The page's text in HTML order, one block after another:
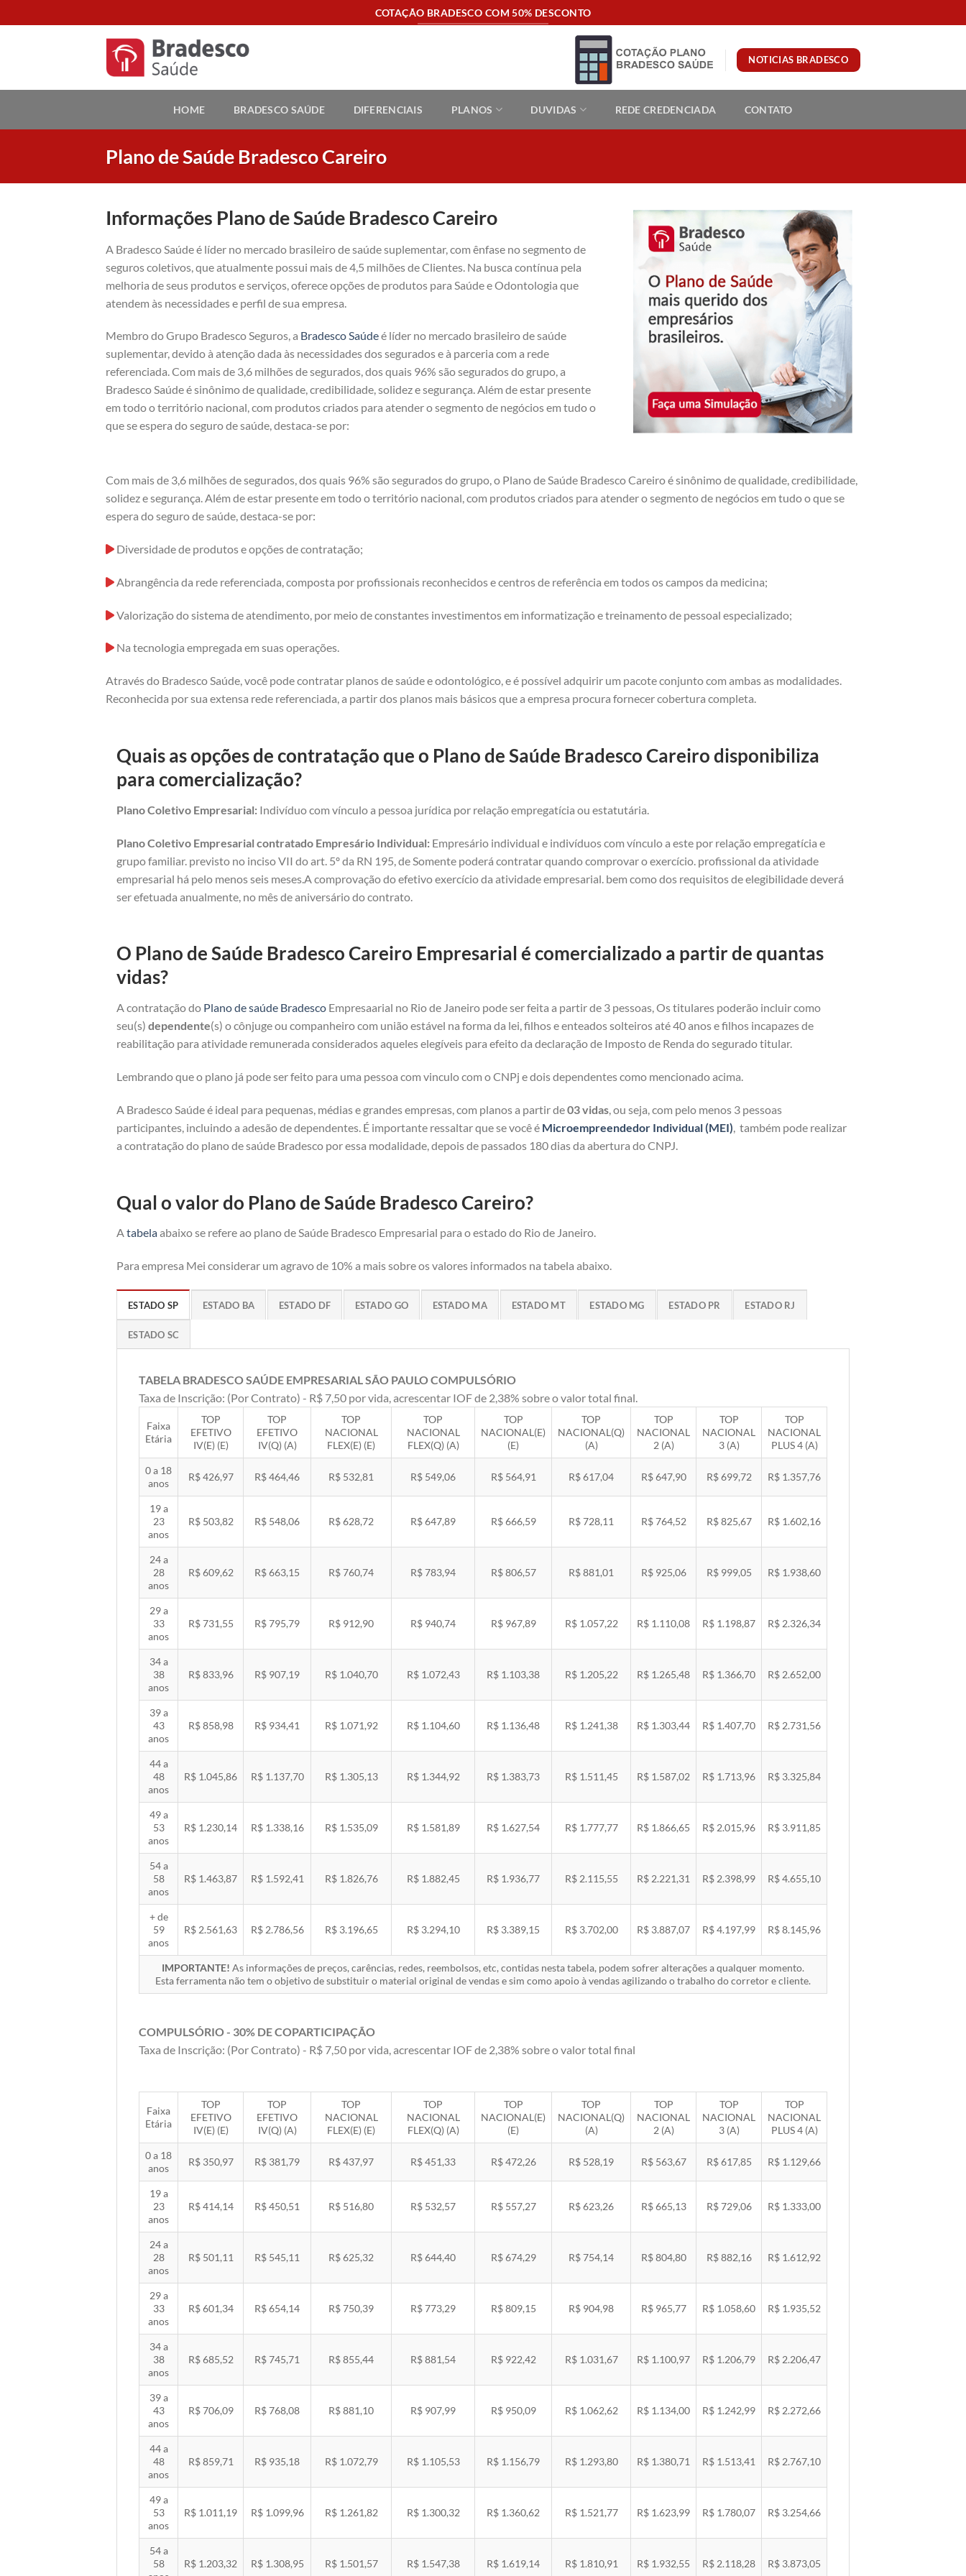
to
COTAÇÃO BRADESCO COM 50% DESCONTO
NOTICIAS BRADESCO
HOME BRADESCO SAÚDE DIFERENCIAIS PLANOS DUVIDAS REDE CREDENCIADA CONTATO
Plano de Saúde Bradesco Careiro
Informações Plano de Saúde Bradesco Careiro
A Bradesco Saúde é líder no mercado brasileiro de saúde suplementar, com ênfase no segmento de
seguros coletivos, que atualmente possui mais de 4,5 milhões de Clientes. Na busca contínua pela
melhoria de seus produtos e serviços, oferece opções de produtos para Saúde e Odontologia que
atendem às necessidades e perfil de sua empresa.
Membro do Grupo Bradesco Seguros, a Bradesco Saúdeé líder no mercado brasileiro de saúde
suplementar, devido à atenção dada às necessidades dos segurados e à parceria com a rede
referenciada. Com mais de 3,6 milhões de segurados, dos quais 96% são segurados do grupo, a
Bradesco Saúde é sinônimo de qualidade, credibilidade, solidez e segurança. Além de estar presente
em todo o território nacional, com produtos criados para atender o segmento de negócios em tudo o
que se espera do seguro de saúde, destaca-se por:
Com mais de 3,6 milhões de segurados, dos quais 96% são segurados do grupo, o Plano de Saúde Bradesco Careiro é sinônimo de qualidade, credibilidade,
solidez e segurança. Além de estar presente em todo o território nacional, com produtos criados para atender o segmento de negócios em tudo o que se
espera do seguro de saúde, destaca-se por:
Diversidade de produtos e opções de contratação;
Abrangência da rede referenciada, composta por profissionais reconhecidos e centros de referência em todos os campos da medicina;
Valorização do sistema de atendimento, por meio de constantes investimentos em informatização e treinamento de pessoal especializado;
Na tecnologia empregada em suas operações.
Através do Bradesco Saúde, você pode contratar planos de saúde e odontológico, e é possível adquirir um pacote conjunto com ambas as modalidades.
Reconhecida por sua extensa rede referenciada, a partir dos planos mais básicos que a empresa procura fornecer cobertura completa.
Quais as opções de contratação que o Plano de Saúde Bradesco Careiro disponibiliza
para comercialização?
Plano Coletivo Empresarial: Indivíduo com vínculo a pessoa jurídica por relação empregatícia ou estatutária.
Plano Coletivo Empresarial contratado Empresário Individual: Empresário individual e indivíduos com vínculo a este por relação empregatícia e
grupo familiar. previsto no inciso VII do art. 5º da RN 195, de Somente poderá contratar quando comprovar o exercício. profissional da atividade
empresarial há pelo menos seis meses.A comprovação do efetivo exercício da atividade empresarial. bem como dos requisitos de elegibilidade deverá
ser efetuada anualmente, no mês de aniversário do contrato.
O Plano de Saúde Bradesco Careiro Empresarial é comercializado a partir de quantas
vidas?
A contratação do Plano de saúde Bradesco Empresaarial no Rio de Janeiro pode ser feita a partir de 3 pessoas, Os titulares poderão incluir como
seu(s) dependente(s) o cônjuge ou companheiro com união estável na forma da lei, filhos e enteados solteiros até 40 anos e filhos incapazes de
reabilitação para atividade remunerada considerados aqueles elegíveis para efeito da declaração de Imposto de Renda do segurado titular.
Lembrando que o plano já pode ser feito para uma pessoa com vinculo com o CNPj e dois dependentes como mencionado acima.
A Bradesco Saúde é ideal para pequenas, médias e grandes empresas, com planos a partir de03 vidas , ou seja, com pelo menos 3 pessoas
participantes, incluindo a adesão de dependentes. É importante ressaltar que se você é Microempreendedor Individual (MEI) , também pode realizar
a contratação do plano de saúde Bradesco por essa modalidade, depois de passados 180 dias da abertura do CNPJ.
Qual o valor do Plano de Saúde Bradesco Careiro?
Atabelaabaixo se refere ao plano de Saúde Bradesco Empresarial para o estado do Rio de Janeiro.
Para empresa Mei considerar um agravo de 10% a mais sobre os valores informados na tabela abaixo.
ESTADO SP ESTADO BA ESTADO DF ESTADO GO ESTADO MA ESTADO MT ESTADO MG ESTADO PR ESTADO RJ
ESTADO SC
TABELA BRADESCO SAÚDE EMPRESARIAL SÃO PAULO COMPULSÓRIO
Taxa de Inscrição: (Por Contrato) - R$ 7,50 por vida, acrescentar IOF de 2,38% sobre o valor total final.
Faixa
Etária
TOP
EFETIVO
IV(E) (E)
TOP
EFETIVO
IV(Q) (A)
TOP
NACIONAL
FLEX(E) (E)
TOP
NACIONAL
FLEX(Q) (A)
TOP
NACIONAL(E)
(E)
TOP
NACIONAL(Q)
(A)
TOP
NACIONAL
2 (A)
TOP
NACIONAL
3 (A)
TOP
NACIONAL
PLUS 4 (A)
0 a 18
anos
R$ 426,97 R$ 464,46 R$ 532,81 R$ 549,06 R$ 564,91 R$ 617,04 R$ 647,90 R$ 699,72 R$ 1.357,76
19 a
23
anos
R$ 503,82 R$ 548,06 R$ 628,72 R$ 647,89 R$ 666,59 R$ 728,11 R$ 764,52 R$ 825,67 R$ 1.602,16
24 a
28
anos
R$ 609,62 R$ 663,15 R$ 760,74 R$ 783,94 R$ 806,57 R$ 881,01 R$ 925,06 R$ 999,05 R$ 1.938,60
29 a
33
anos
R$ 731,55 R$ 795,79 R$ 912,90 R$ 940,74 R$ 967,89 R$ 1.057,22 R$ 1.110,08 R$ 1.198,87 R$ 2.326,34
34 a
38
anos
R$ 833,96 R$ 907,19 R$ 1.040,70 R$ 1.072,43 R$ 1.103,38 R$ 1.205,22 R$ 1.265,48 R$ 1.366,70 R$ 2.652,00
39 a
43
anos
R$ 858,98 R$ 934,41 R$ 1.071,92 R$ 1.104,60 R$ 1.136,48 R$ 1.241,38 R$ 1.303,44 R$ 1.407,70 R$ 2.731,56
44 a
48
anos
R$ 1.045,86 R$ 1.137,70 R$ 1.305,13 R$ 1.344,92 R$ 1.383,73 R$ 1.511,45 R$ 1.587,02 R$ 1.713,96 R$ 3.325,84
49 a
53
anos
R$ 1.230,14 R$ 1.338,16 R$ 1.535,09 R$ 1.581,89 R$ 1.627,54 R$ 1.777,77 R$ 1.866,65 R$ 2.015,96 R$ 3.911,85
54 a
58
anos
R$ 1.463,87 R$ 1.592,41 R$ 1.826,76 R$ 1.882,45 R$ 1.936,77 R$ 2.115,55 R$ 2.221,31 R$ 2.398,99 R$ 4.655,10
+ de
59
anos
R$ 2.561,63 R$ 2.786,56 R$ 3.196,65 R$ 3.294,10 R$ 3.389,15 R$ 3.702,00 R$ 3.887,07 R$ 4.197,99 R$ 8.145,96
IMPORTANTE! As informações de preços, carências, redes, reembolsos, etc, contidas nesta tabela, podem sofrer alterações a qualquer momento.
Esta ferramenta não tem o objetivo de substituir o material original de vendas e sim como apoio à vendas agilizando o trabalho do corretor e cliente.
COMPULSÓRIO - 30% DE COPARTICIPAÇÃO
Taxa de Inscrição: (Por Contrato) - R$ 7,50 por vida, acrescentar IOF de 2,38% sobre o valor total final
Faixa
Etária
TOP
EFETIVO
IV(E) (E)
TOP
EFETIVO
IV(Q) (A)
TOP
NACIONAL
FLEX(E) (E)
TOP
NACIONAL
FLEX(Q) (A)
TOP
NACIONAL(E)
(E)
TOP
NACIONAL(Q)
(A)
TOP
NACIONAL
2 (A)
TOP
NACIONAL
3 (A)
TOP
NACIONAL
PLUS 4 (A)
0 a 18
anos
R$ 350,97 R$ 381,79 R$ 437,97 R$ 451,33 R$ 472,26 R$ 528,19 R$ 563,67 R$ 617,85 R$ 1.129,66
19 a
23
anos
R$ 414,14 R$ 450,51 R$ 516,80 R$ 532,57 R$ 557,27 R$ 623,26 R$ 665,13 R$ 729,06 R$ 1.333,00
24 a
28
anos
R$ 501,11 R$ 545,11 R$ 625,32 R$ 644,40 R$ 674,29 R$ 754,14 R$ 804,80 R$ 882,16 R$ 1.612,92
29 a
33
anos
R$ 601,34 R$ 654,14 R$ 750,39 R$ 773,29 R$ 809,15 R$ 904,98 R$ 965,77 R$ 1.058,60 R$ 1.935,52
34 a
38
anos
R$ 685,52 R$ 745,71 R$ 855,44 R$ 881,54 R$ 922,42 R$ 1.031,67 R$ 1.100,97 R$ 1.206,79 R$ 2.206,47
39 a
43
anos
R$ 706,09 R$ 768,08 R$ 881,10 R$ 907,99 R$ 950,09 R$ 1.062,62 R$ 1.134,00 R$ 1.242,99 R$ 2.272,66
44 a
48
anos
R$ 859,71 R$ 935,18 R$ 1.072,79 R$ 1.105,53 R$ 1.156,79 R$ 1.293,80 R$ 1.380,71 R$ 1.513,41 R$ 2.767,10
49 a
53
anos
R$ 1.011,19 R$ 1.099,96 R$ 1.261,82 R$ 1.300,32 R$ 1.360,62 R$ 1.521,77 R$ 1.623,99 R$ 1.780,07 R$ 3.254,66
54 a
58
R$ 1.203,32 R$ 1.308,95 R$ 1.501,57 R$ 1.547,38 R$ 1.619,14 R$ 1.810,91 R$ 1.932,55 R$ 2.118,28 R$ 3.873,05